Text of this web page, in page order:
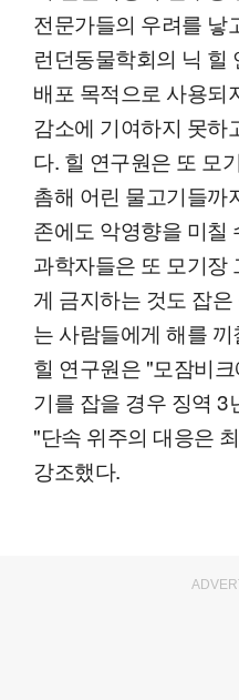
전문가들의 우려를 낳
런던동물학회의 닉 힐
배포 목적으로 사용되
감소에 기여하지 못하
다. 힐 연구원은 또 모
촘해 어린 물고기들까
존에도 악영향을 미칠
과학자들은 또 모기장
게 금지하는 것도 잡
는 사람들에게 해를
힐 연구원은 "모잠비
기를 잡을 경우 징역 3
"단속 위주의 대응은
강조했다.